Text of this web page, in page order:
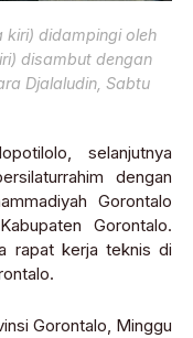
kiri) didampingi oleh
disambut dengan
Djalaludin, Sabtu
selanjutnya
dengan
Gorontalo
Gorontalo.
rapat kerja teknis di
Gorontalo, Minggu